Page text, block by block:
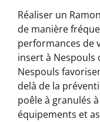
Réaliser un
de manière
performances de
insert à Nespouls
Nespouls
delà de la
poêle à granulés
équipements et